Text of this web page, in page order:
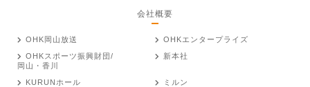
会社概要
OHK岡山放送
OHKエンタープライズ
OHKスポーツ振興財団/
岡山・香川
新本社
KURUNホール
ミルン